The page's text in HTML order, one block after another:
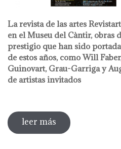
La revista de las artes
en el Museu del Càntir, obras
prestigio que han sido
de estos años, como Will
Guinovart, Grau-Garriga y
de artistas invitados
leer más sobre 25 años